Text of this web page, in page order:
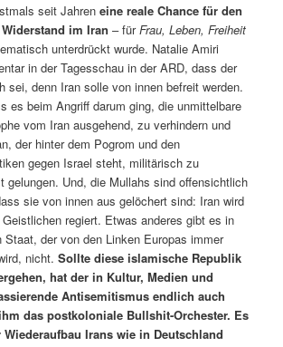
seit Jahreneine reale Chance für den
im Iran – fürFrau, Leben, Freiheit
unterdrückt wurde. Natalie Amiri
in der Tagesschau in der ARD, dass der
sei, denn Iran solle von innen befreit werden.
es beim Angriff darum ging, die unmittelbare
vom Iran ausgehend, zu verhindern und
der hinter dem Pogrom und den
gegen Israel steht, militärisch zu
gelungen. Und, die Mullahs sind offensichtlich
sie von innen aus gelöchert sind: Iran wird
regiert. Etwas anderes gibt es in
Staat, der von den Linken Europas immer
nicht.Sollte diese islamische Republik
hat der in Kultur, Medien und
Antisemitismus endlich auch
das postkoloniale Bullshit-Orchester. Es
Irans wie in Deutschland